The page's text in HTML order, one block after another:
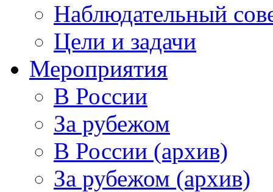
Наблюдательный
Цели и задачи
Мероприятия
В России
За рубежом
В России (архив)
За рубежом (архив)